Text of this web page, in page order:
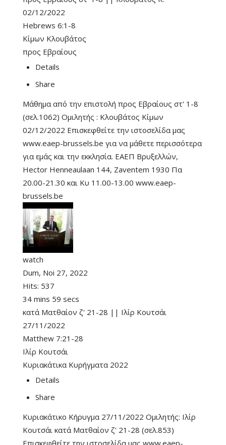
02/12/2022
Hebrews 6:1-8
Κίμων Κλουβάτος
προς Εβραίους
Details
Share
Μάθημα από την επιστολή προς Εβραίους στ' 1-8
(σελ.1062) Ομιλητής : Κλουβάτος Κίμων
02/12/2022 Επισκεφθείτε την ιστοσελίδα μας
www.eaep-brussels.be για να μάθετε περισσότερα
για εμάς και την εκκλησία. ΕΑΕΠ Βρυξελλών,
Hector Henneaulaan 144, Zaventem 1930 Πα
20.00-21.30 και Κυ 11.00-13.00 www.eaep-
brussels.be
watch
Dum, Noi 27, 2022
Hits: 537
34 mins 59 secs
κατά Ματθαίον ζ' 21-28 || Ιλίρ Κουτσάι
27/11/2022
Matthew 7:21-28
Ιλίρ Κουτσάι
Κυριακάτικα Κυρήγματα 2022
Details
Share
Κυριακάτικο Κήρυγμα 27/11/2022 Ομιλητής: Ιλίρ
Κουτσάι κατά Ματθαίον ζ' 21-28 (σελ.853)
Επισκεφθείτε την ιστοσελίδα μας www.eaep-